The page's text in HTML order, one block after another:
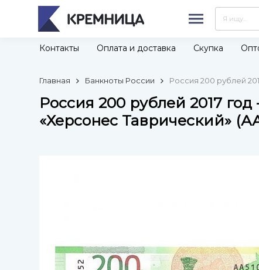
Контакты Оплата и доставка Скупка
Главная Банкноты России Россия 200 рублей
Россия 200 рублей 2017
«Херсонес Таврический»